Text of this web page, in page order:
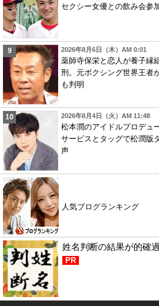
セクシー女優との飲み会参
2026年8月6日（木）AM 0:01
薬師寺保栄と恋人が養子縁
刑。元ボクシング世界王者
も判明
2026年8月4日（火）AM 11:48
松本潤のアイドルプロデュ
サービスとタッグで松潤版
声
人気ブログランキング
姓名判断の結果が的確
PR